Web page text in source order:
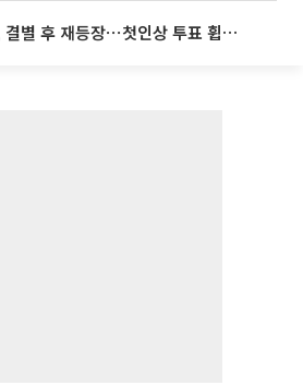
‘나솔사계’ 국화, 결별 후 재등장⋯첫인상 투표 휩쓸고 ‘인기녀’ 등극